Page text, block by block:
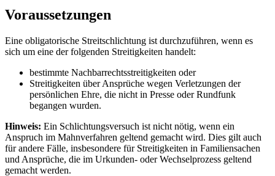
Voraussetzungen
Eine obligatorische Streitschlichtung ist durchzuführen, wenn es
sich um eine der folgenden Streitigkeiten handelt:
bestimmte Nachbarrechtsstreitigkeiten oder
Streitigkeiten über Ansprüche wegen Verletzungen der
persönlichen Ehre, die nicht in Presse oder Rundfunk
begangen wurden.
Hinweis: Ein Schlichtungsversuch ist nicht nötig, wenn ein
Anspruch im Mahnverfahren geltend gemacht wird. Dies gilt auch
für andere Fälle, insbesondere für Streitigkeiten in Familiensachen
und Ansprüche, die im Urkunden- oder Wechselprozess geltend
gemacht werden.